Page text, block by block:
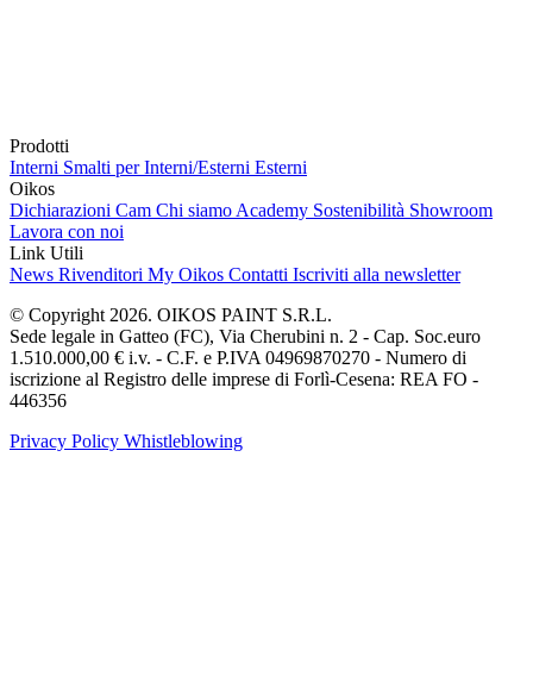
Prodotti
Interni Smalti per Interni/Esterni Esterni
Oikos
Dichiarazioni Cam Chi siamo Academy Sostenibilità Showroom
Lavora con noi
Link Utili
News Rivenditori My Oikos Contatti Iscriviti alla newsletter
© Copyright 2026. OIKOS PAINT S.R.L.
Sede legale in Gatteo (FC), Via Cherubini n. 2 - Cap. Soc.euro
1.510.000,00 € i.v. - C.F. e P.IVA 04969870270 - Numero di
iscrizione al Registro delle imprese di Forlì-Cesena: REA FO -
446356
Privacy Policy Whistleblowing